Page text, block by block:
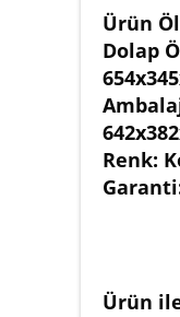
Ürün
Dolap
Renk:
Ürün